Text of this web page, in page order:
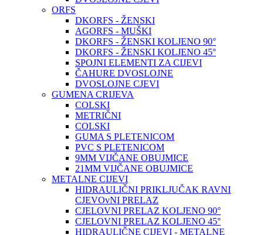
ORFS
DKORFS - ŽENSKI
AGORFS - MUŠKI
DKORFS - ŽENSKI KOLJENO 90°
DKORFS - ŽENSKI KOLJENO 45°
SPOJNI ELEMENTI ZA CIJEVI
ČAHURE DVOSLOJNE
DVOSLOJNE CJEVI
GUMENA CRIJEVA
COLSKI
METRIČNI
COLSKI
GUMA S PLETENICOM
PVC S PLETENICOM
9MM VIJČANE OBUJMICE
21MM VIJČANE OBUJMICE
METALNE CIJEVI
HIDRAULIČNI PRIKLJUČAK RAVNI
CJEVOvNI PRELAZ
CJELOVNI PRELAZ KOLJENO 90°
CJELOVNI PRELAZ KOLJENO 45°
HIDRAULIČNE CIJEVI - METALNE